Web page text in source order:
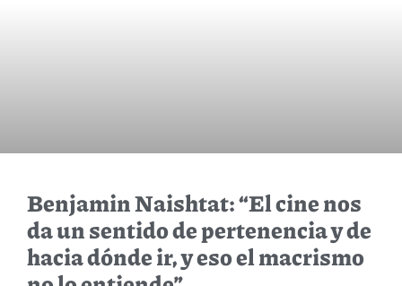
Benjamin Naishtat: “El cine nos
da un sentido de pertenencia y de
hacia dónde ir, y eso el macrismo